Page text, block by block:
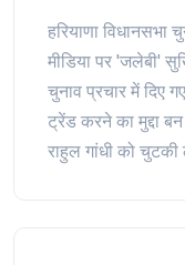
हरियाणा
मीडिया पर 'जलेबी'
चुनाव प्रचार में दिए
ट्रेंड करने का मुद्दा
राहुल गांधी को